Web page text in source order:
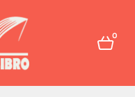
0